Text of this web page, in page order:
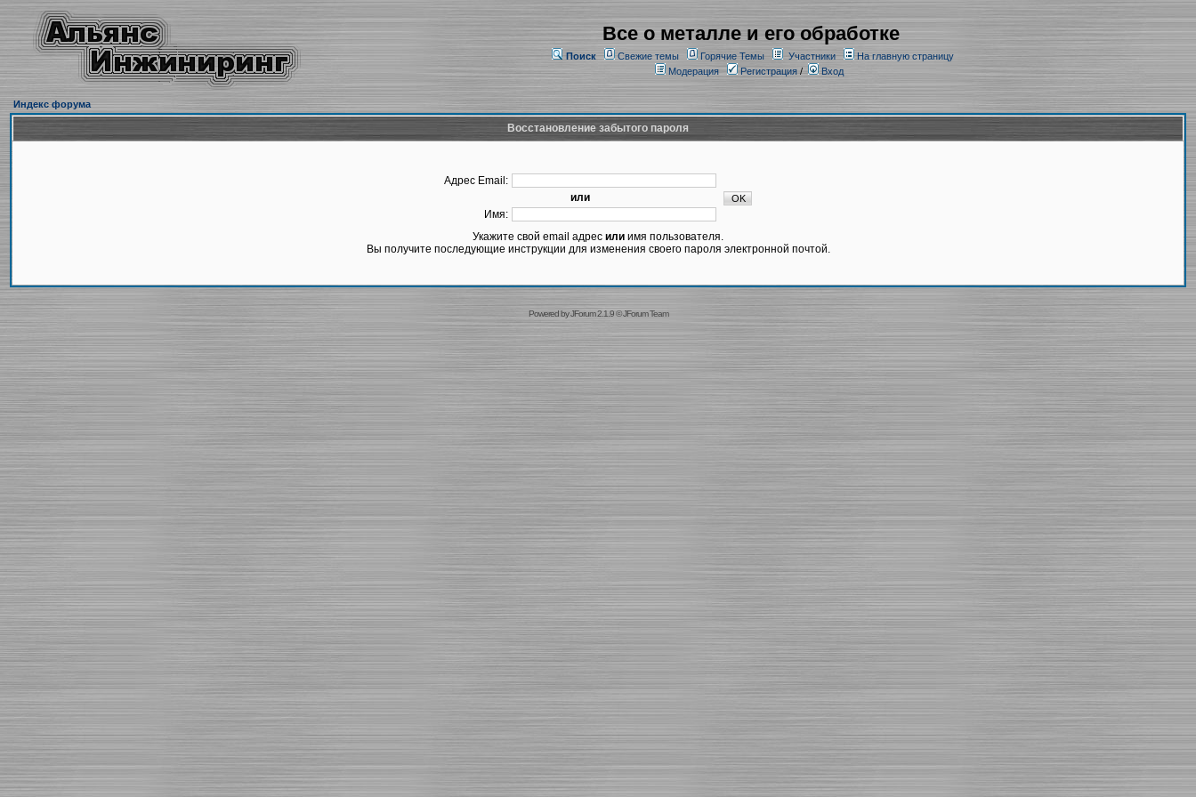
Все о металле и его обработке
Поиск Свежие темы Горячие Темы Участники
На главную страницу
Модерация
Регистрация/ Вход
Индекс форума
Восстановление забытого пароля
Адрес Email:
или
Имя:
Укажите свой email адрес или имя пользователя.
Вы получите последующие инструкции для изменения своего пароля электронной почтой.
Powered byJForum 2.1.9©JForum Team